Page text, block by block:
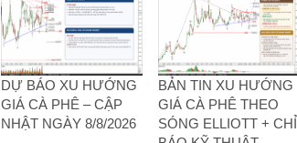
DỰ BÁO XU HƯỚNG
GIÁ CÀ PHÊ – CẬP
NHẬT NGÀY 8/8/2026
BẢN TIN XU HƯỚNG
GIÁ CÀ PHÊ THEO
SÓNG ELLIOTT + CHỈ